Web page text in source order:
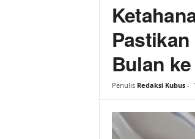
Bulan
Penulis Redaksi Kubus-